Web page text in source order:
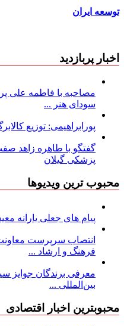
توسعه ایران
اخبار پربازدید
مصاحبه با فاطمه علی
سودای هنر ...
پورابراهیمی: توزیع
گفتگو با طاهره زاهد
پزشکی گیلان
محبوب ترین ویدیوها
پیام های جعلی یارانه
انتصاب سرپرست
فرهنگ و ارشاد ...
معرفی برندگان جوایز
بین‌المللی ...
محبوبترین اخبار اقتصادی